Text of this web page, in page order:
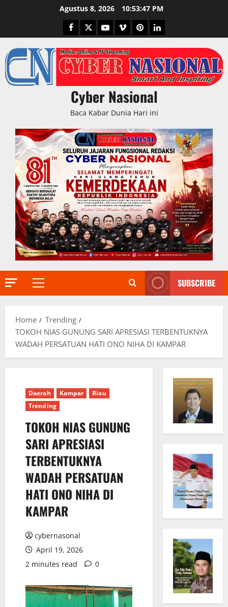
Agustus 8, 2026 10:53:48 PM
Facebook
TwitterYoutubeVimeoPinterestLinkedIn
Cyber Nasional
Baca Kabar Dunia Hari ini
Primary
SUBSCRIBE
Home
Trending
TOKOH NIAS GUNUNG SARI APRESIASI TERBENTUKNYA
WADAH PERSATUAN HATI ONO NIHA DI KAMPAR
Daerah Kampar
Riau
Trending
TOKOH NIAS GUNUNG
SARI APRESIASI
TERBENTUKNYA
WADAH PERSATUAN
HATI ONO NIHA DI
KAMPAR
cybernasonal
April 19, 2026
2 minutes read
0